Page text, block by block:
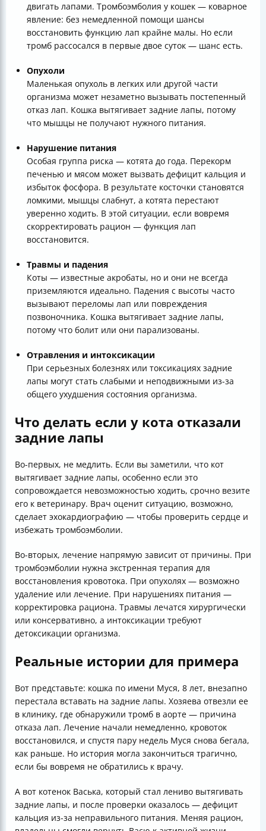
двигать лапами. Тромбоэмболия у кошек — коварное
явление: без немедленной помощи шансы
восстановить функцию лап крайне малы. Но если
тромб рассосался в первые двое суток — шанс есть.
Опухоли
Маленькая опухоль в легких или другой части
организма может незаметно вызывать постепенный
отказ лап. Кошка вытягивает задние лапы, потому
что мышцы не получают нужного питания.
Нарушение питания
Особая группа риска — котята до года. Перекорм
печенью и мясом может вызвать дефицит кальция и
избыток фосфора. В результате косточки становятся
ломкими, мышцы слабнут, а котята перестают
уверенно ходить. В этой ситуации, если вовремя
скорректировать рацион — функция лап
восстановится.
Травмы и падения
Коты — известные акробаты, но и они не всегда
приземляются идеально. Падения с высоты часто
вызывают переломы лап или повреждения
позвоночника. Кошка вытягивает задние лапы,
потому что болит или они парализованы.
Отравления и интоксикации
При серьезных болезнях или токсикациях задние
лапы могут стать слабыми и неподвижными из-за
общего ухудшения состояния организма.
Что делать если у кота отказали
задние лапы
Во-первых, не медлить. Если вы заметили, что кот
вытягивает задние лапы, особенно если это
сопровождается невозможностью ходить, срочно везите
его к ветеринару. Врач оценит ситуацию, возможно,
сделает эхокардиографию — чтобы проверить сердце и
избежать тромбоэмболии.
Во-вторых, лечение напрямую зависит от причины. При
тромбоэмболии нужна экстренная терапия для
восстановления кровотока. При опухолях — возможно
удаление или лечение. При нарушениях питания —
корректировка рациона. Травмы лечатся хирургически
или консервативно, а интоксикации требуют
детоксикации организма.
Реальные истории для примера
Вот представьте: кошка по имени Муся, 8 лет, внезапно
перестала вставать на задние лапы. Хозяева отвезли ее
в клинику, где обнаружили тромб в аорте — причина
отказа лап. Лечение начали немедленно, кровоток
восстановился, и спустя пару недель Муся снова бегала,
как раньше. Но история могла закончиться трагично,
если бы вовремя не обратились к врачу.
А вот котенок Васька, который стал лениво вытягивать
задние лапы, и после проверки оказалось — дефицит
кальция из-за неправильного питания. Меняя рацион,